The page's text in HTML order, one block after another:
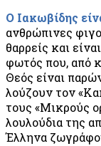
Ο Ιακωβίδης
ανθρώπινες
θαρρείς και
φωτός που, από
Θεός είναι
λούζουν τον
τους «Μικρούς
λουλούδια της
Έλληνα